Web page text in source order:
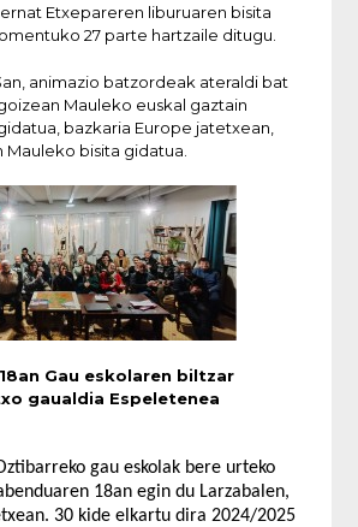
Etxepareren liburuaren bisita
27 parte hartzaile ditugu.
animazio batzordeak ateraldi bat
Mauleko euskal gaztain
bazkaria Europe jatetxean,
Mauleko bisita gidatua.
Gau eskolaren biltzar
gaualdia Espeletenea
gau eskolak bere urteko
18an egin du Larzabalen,
30 kide elkartu dira 2024/2025